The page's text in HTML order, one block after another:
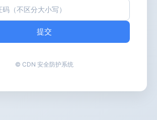
提交
© CDN 安全防护系统